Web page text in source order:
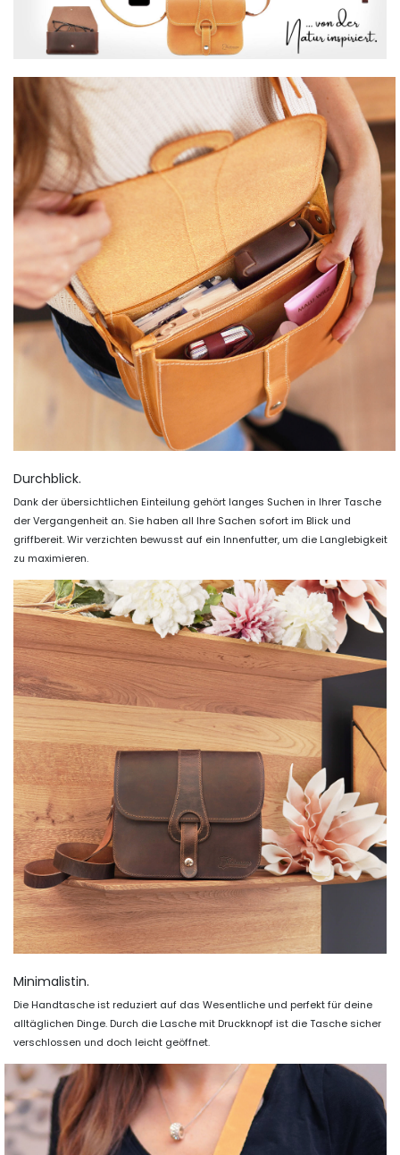
Durchblick.
Dank der übersichtlichen Einteilung gehört langes Suchen in Ihrer Tasche
der Vergangenheit an. Sie haben all Ihre Sachen sofort im Blick und
griffbereit. Wir verzichten bewusst auf ein Innenfutter, um die Langlebigkeit
zu maximieren.
Minimalistin.
Die Handtasche ist reduziert auf das Wesentliche und perfekt für deine
alltäglichen Dinge. Durch die Lasche mit Druckknopf ist die Tasche sicher
verschlossen und doch leicht geöffnet.